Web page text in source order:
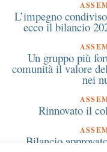
L’impegno
ecco il bilancio
Un gruppo più
comunità il valore
nei
Rinnovato il
Bilancio